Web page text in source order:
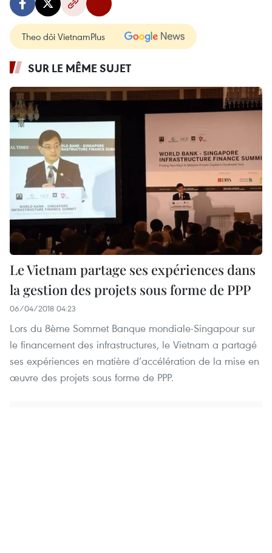
Theo dõi VietnamPlus
SUR LE MÊME SUJET
Le Vietnam partage ses expériences dans
la gestion des projets sous forme de PPP
06/04/2018 04:23
Lors du 8ème Sommet Banque mondiale-Singapour sur
le financement des infrastructures, le Vietnam a partagé
ses expériences en matière d’accélération de la mise en
œuvre des projets sous forme de PPP.